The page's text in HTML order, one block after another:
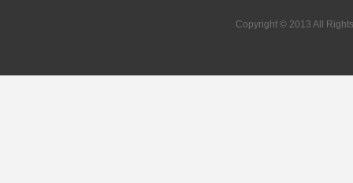
Copyright © 2013 All